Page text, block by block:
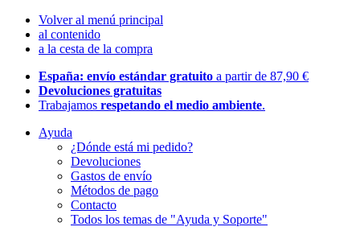
Volver al menú principal
al contenido
a la cesta de la compra
España: envío estándar gratuito a partir de 87,90 €
Devoluciones gratuitas
Trabajamos respetando el medio ambiente.
Ayuda
¿Dónde está mi pedido?
Devoluciones
Gastos de envío
Métodos de pago
Contacto
Todos los temas de "Ayuda y Soporte"